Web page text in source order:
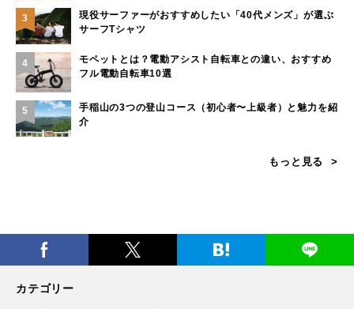
3
現役サーファーがおすすめしたい「40代メンズ」が選ぶ
サーフTシャツ
4
モペットとは？電動アシスト自転車との違い、おすすめ
フル電動自転車10選
5
手稲山の3つの登山コース（初心者〜上級者）と魅力を紹
介
もっと見る
カテゴリー